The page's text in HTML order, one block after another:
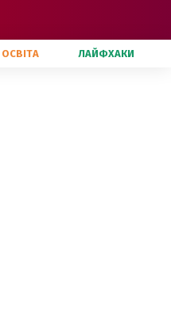
ОСВІТА ЛАЙФХАКИ